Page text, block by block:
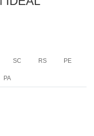
SC RS PE
PA